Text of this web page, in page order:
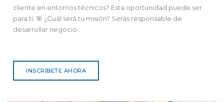
cliente en entornos técnicos? Esta oportunidad puede ser
para ti. 🎯 ¿Cuál será tu misión? Serás responsable de
desarrollar negocio...
INSCRÍBETE AHORA